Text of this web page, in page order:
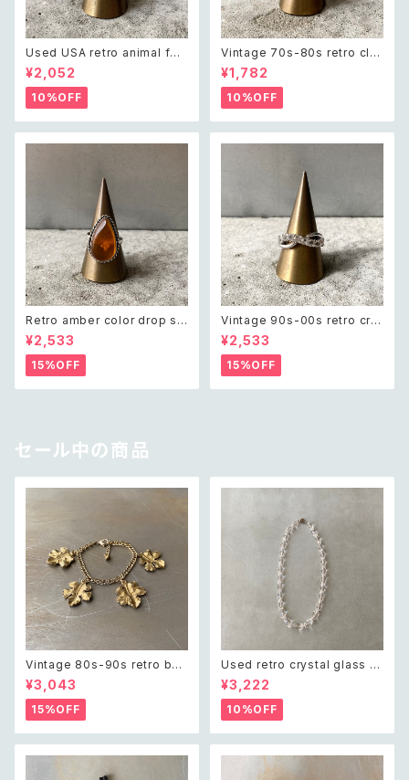
Used USA retro animal foo
t print silver tone ring レト
ロ アメリカ ユーズド アクセサリ
ー アニマル フットプリント メン
ズ リング
¥2,052
10%OFF
Vintage 70s-80s retro cla
ssical design ring レトロ ヴ
ィンテージ アクセサリー クラシ
カル デザイン リング
¥1,782
10%OFF
Retro amber color drop st
one hand made ring レトロ
アクセサリー 琥珀色 ドロップ ス
トーン ハンドメイド リング 指輪
¥2,533
15%OFF
Vintage 90s-00s retro cry
stal bijou infinity ring レトロ
ヴィンテージ アクセサリー シル
バー クリスタル ビジュー インフ
ィニティ リング
¥2,533
15%OFF
セール中の商品
Vintage 80s-90s retro bot
anical leaf charm bracelet
レトロ ヴィンテージ アクセサリ
ー ゴールド ボタニカル リーフ
チャーム ブレスレット
¥3,043
15%OFF
Used retro crystal glass b
eads necklace レトロ ユーズ
ド アクセサリー クリスタル ガラ
ス ビーズ ネックレス
¥3,222
10%OFF